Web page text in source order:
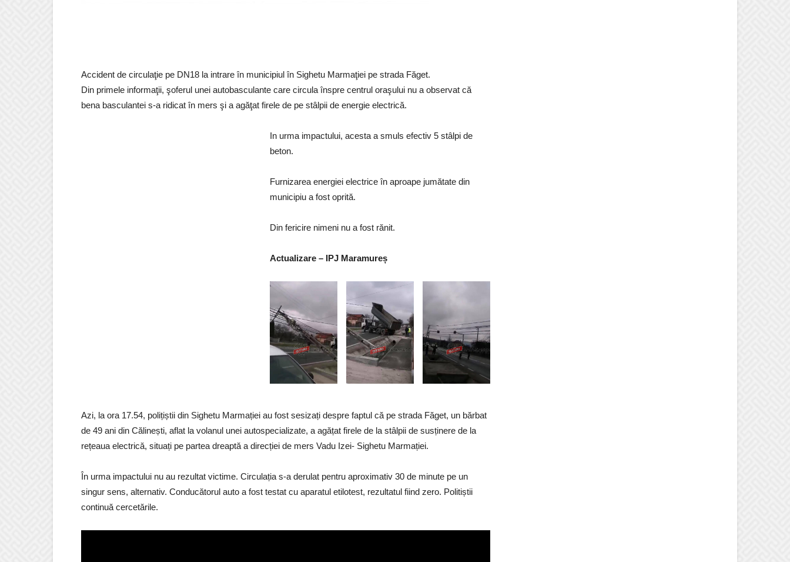
Accident de circulaţie pe DN18 la intrare în municipiul în Sighetu Marmaţiei pe strada Făget.
Din primele informaţii, şoferul unei autobasculante care circula înspre centrul oraşului nu a observat că
bena basculantei s-a ridicat în mers şi a agăţat firele de pe stâlpii de energie electrică.
In urma impactului, acesta a smuls efectiv 5 stâlpi de
beton.
Furnizarea energiei electrice în aproape jumătate din
municipiu a fost oprită.
Din fericire nimeni nu a fost rănit.
Actualizare – IPJ Maramureș
Azi, la ora 17.54, polițiștii din Sighetu Marmației au fost sesizați despre faptul că pe strada Făget, un bărbat
de 49 ani din Călinești, aflat la volanul unei autospecializate, a agățat firele de la stâlpii de susținere de la
rețeaua electrică, situați pe partea dreaptă a direcției de mers Vadu Izei- Sighetu Marmației.
În urma impactului nu au rezultat victime. Circulația s-a derulat pentru aproximativ 30 de minute pe un
singur sens, alternativ. Conducătorul auto a fost testat cu aparatul etilotest, rezultatul fiind zero. Politiștii
continuă cercetările.